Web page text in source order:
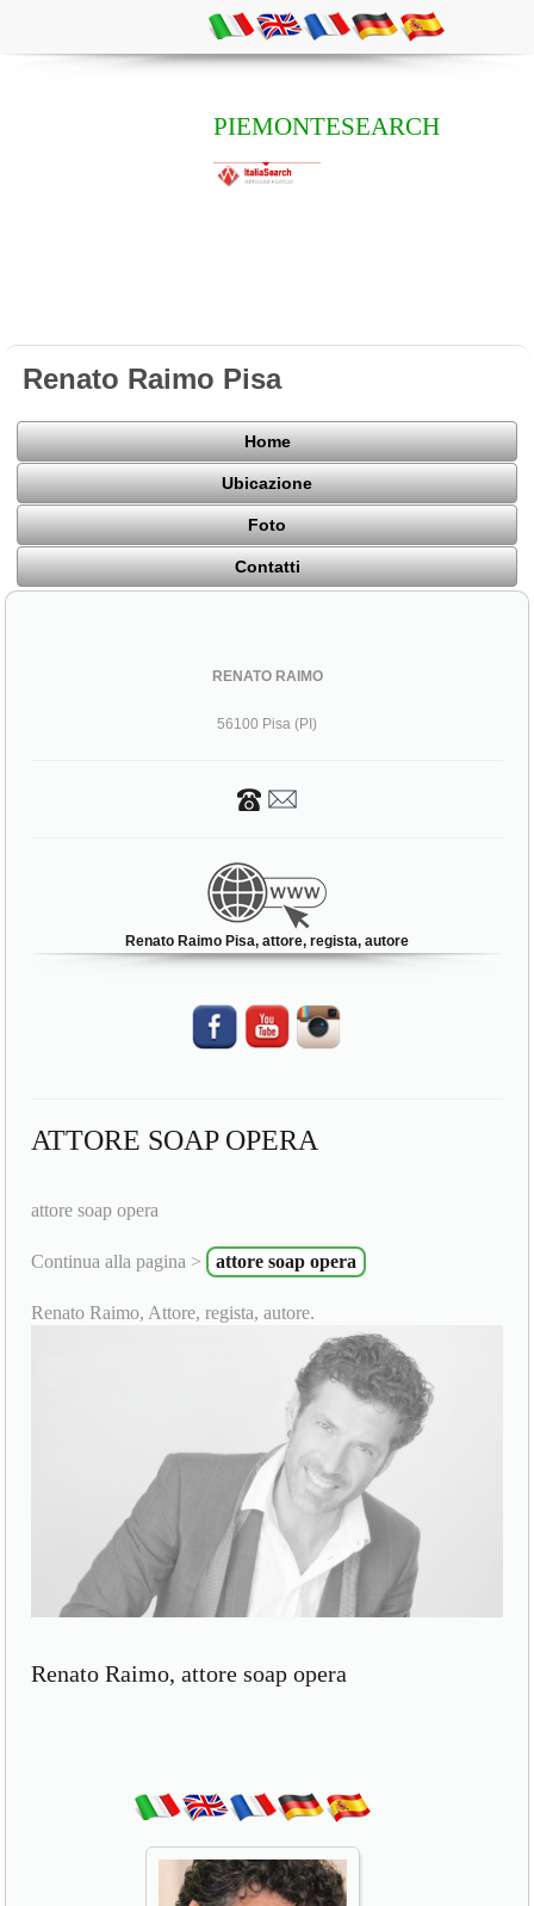
PIEMONTESEARCH
Renato Raimo Pisa
Home
Ubicazione
Foto
Contatti
RENATO RAIMO
56100 Pisa (PI)
Renato Raimo Pisa, attore, regista, autore
ATTORE SOAP OPERA
attore soap opera
Continua alla pagina > attore soap opera
Renato Raimo, Attore, regista, autore.
Renato Raimo, attore soap opera